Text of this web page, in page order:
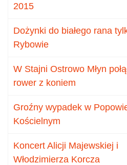
2015
Dożynki do białego rana
Rybowie
W Stajni Ostrowo Młyn
rower z koniem
Groźny wypadek w
Kościelnym
Koncert Alicji Majewskiej i
Włodzimierza Korcza